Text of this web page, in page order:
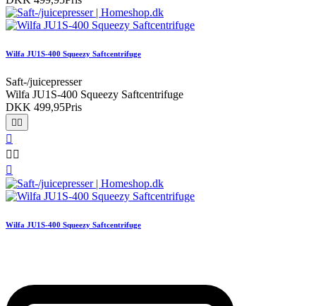
Wilfa JU1S-400 Squeezy Saftcentrifuge
Saft-/juicepresser
Wilfa JU1S-400 Squeezy Saftcentrifuge
DKK 499,95Pris
 

 

Wilfa JU1S-400 Squeezy Saftcentrifuge